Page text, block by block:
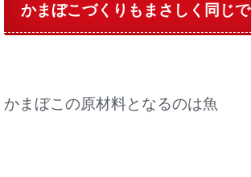
かまぼこづくりもまさしく同じで
かまぼこの原材料となるのは魚